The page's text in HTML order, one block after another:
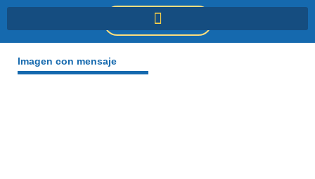
DONACIONES
Imagen con mensaje